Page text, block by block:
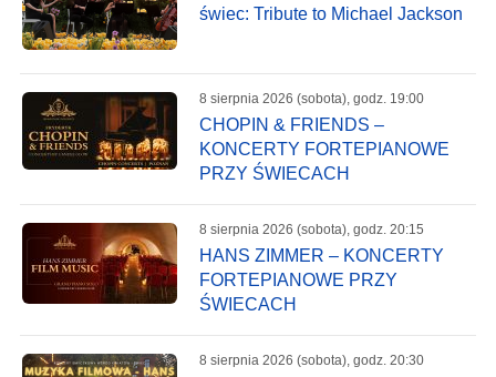
świec: Tribute to Michael Jackson
8 sierpnia 2026 (sobota), godz. 19:00
CHOPIN & FRIENDS –
KONCERTY FORTEPIANOWE
PRZY ŚWIECACH
8 sierpnia 2026 (sobota), godz. 20:15
HANS ZIMMER – KONCERTY
FORTEPIANOWE PRZY
ŚWIECACH
8 sierpnia 2026 (sobota), godz. 20:30